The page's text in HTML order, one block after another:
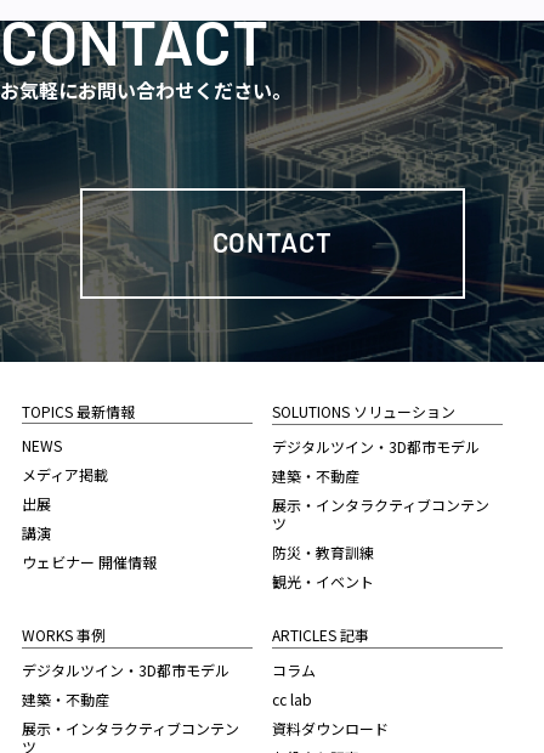
CONTACT
お気軽にお問い合わせください。
CONTACT
TOPICS 最新情報
NEWS
メディア掲載
出展
講演
ウェビナー 開催情報
WORKS 事例
デジタルツイン・3D都市モデル
建築・不動産
展示・インタラクティブコンテン
ツ
SOLUTIONS ソリューション
デジタルツイン・3D都市モデル
建築・不動産
展示・インタラクティブコンテン
ツ
防災・教育訓練
観光・イベント
ARTICLES 記事
コラム
cc lab
資料ダウンロード